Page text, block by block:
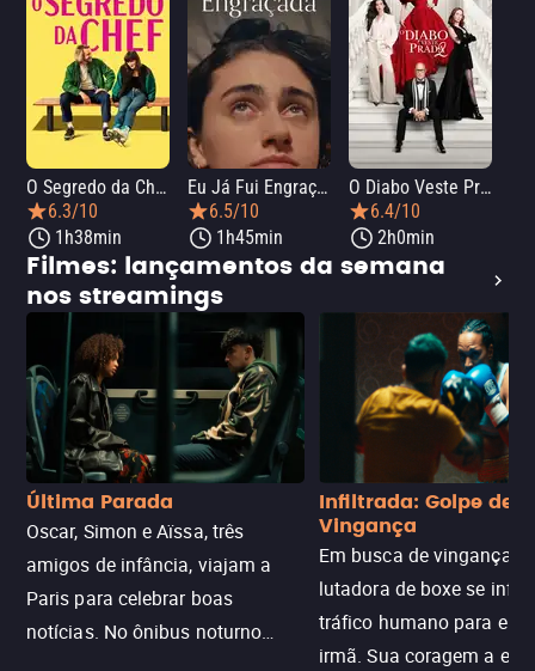
O Segredo da Chef
6.3/10
1h38min
Eu Já Fui Engraçada
6.5/10
1h45min
O Diabo Veste Prada 2
6.4/10
2h0min
Filmes: lançamentos da semana
nos streamings
Última Parada
Oscar, Simon e Aïssa, três
amigos de infância, viajam a
Paris para celebrar boas
notícias. No ônibus noturno
Infiltrada: Golpe de
Vingança
Em busca de vingança,
lutadora de boxe se
tráfico humano para
irmã. Sua coragem a